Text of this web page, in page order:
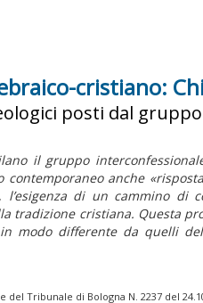
cristiano:
posti dal
il gruppo
contemporaneo anche
l’esigenza di un cammino di
tradizione cristiana. Questa
modo differente da quelli
del Tribunale di Bologna N. 2237 del